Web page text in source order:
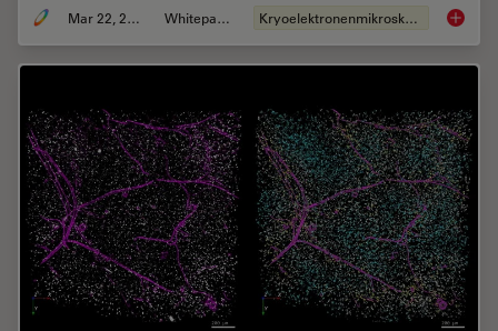
Mar 22, 2022 Whitepaper Kryoelektronenmikroskopie How to